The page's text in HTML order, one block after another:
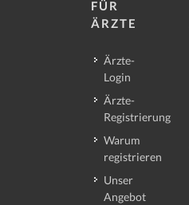
FÜR
ÄRZTE
Ärzte-
Login
Ärzte-
Registrierung
Warum
registrieren
Unser
Angebot